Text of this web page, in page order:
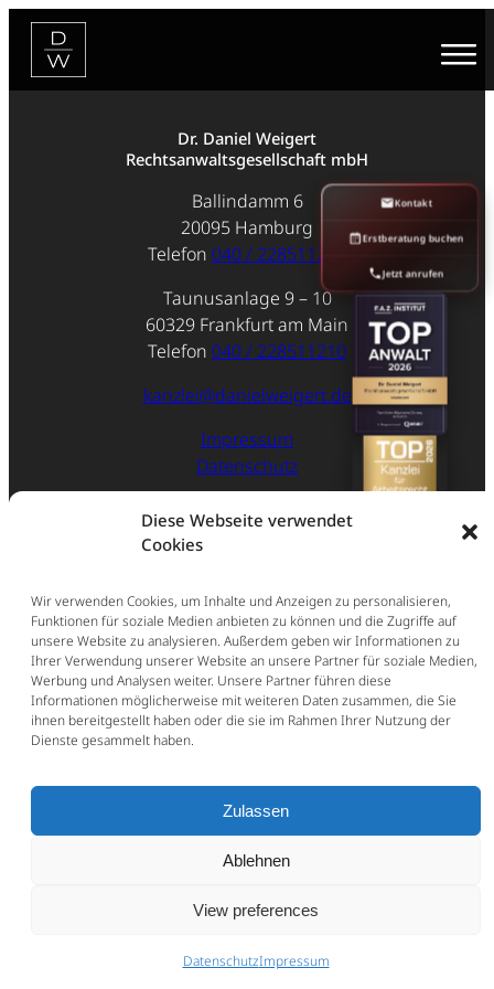
Diese Webseite verwendet
Cookies
Wir verwenden Cookies, um Inhalte und Anzeigen zu personalisieren,
Funktionen für soziale Medien anbieten zu können und die Zugriffe auf
unsere Website zu analysieren. Außerdem geben wir Informationen zu
Ihrer Verwendung unserer Website an unsere Partner für soziale Medien,
Werbung und Analysen weiter. Unsere Partner führen diese
Informationen möglicherweise mit weiteren Daten zusammen, die Sie
ihnen bereitgestellt haben oder die sie im Rahmen Ihrer Nutzung der
Dienste gesammelt haben.
Zulassen
Ablehnen
View preferences
DatenschutzImpressum
Zum
Inhalt
springen
Dr. Daniel Weigert
Rechtsanwaltsgesellschaft mbH
Ballindamm 6
20095 Hamburg
Telefon 040 / 228511210
Taunusanlage 9 – 10
60329 Frankfurt am Main
Telefon 040 / 228511210
kanzlei@danielweigert.de
Impressum
Datenschutz
Kontakt
Erstberatung buchen
Jetzt anrufen